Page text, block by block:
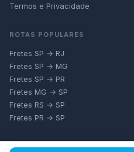
Termos e Privacidade
ROTAS POPULARES
Fretes SP → RJ
Fretes SP → MG
Fretes SP → PR
Fretes MG → SP
Fretes RS → SP
Fretes PR → SP